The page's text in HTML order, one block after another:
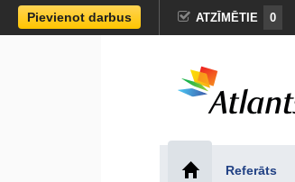
Pievienot darbus ATZĪMĒTIE 0
Referāts